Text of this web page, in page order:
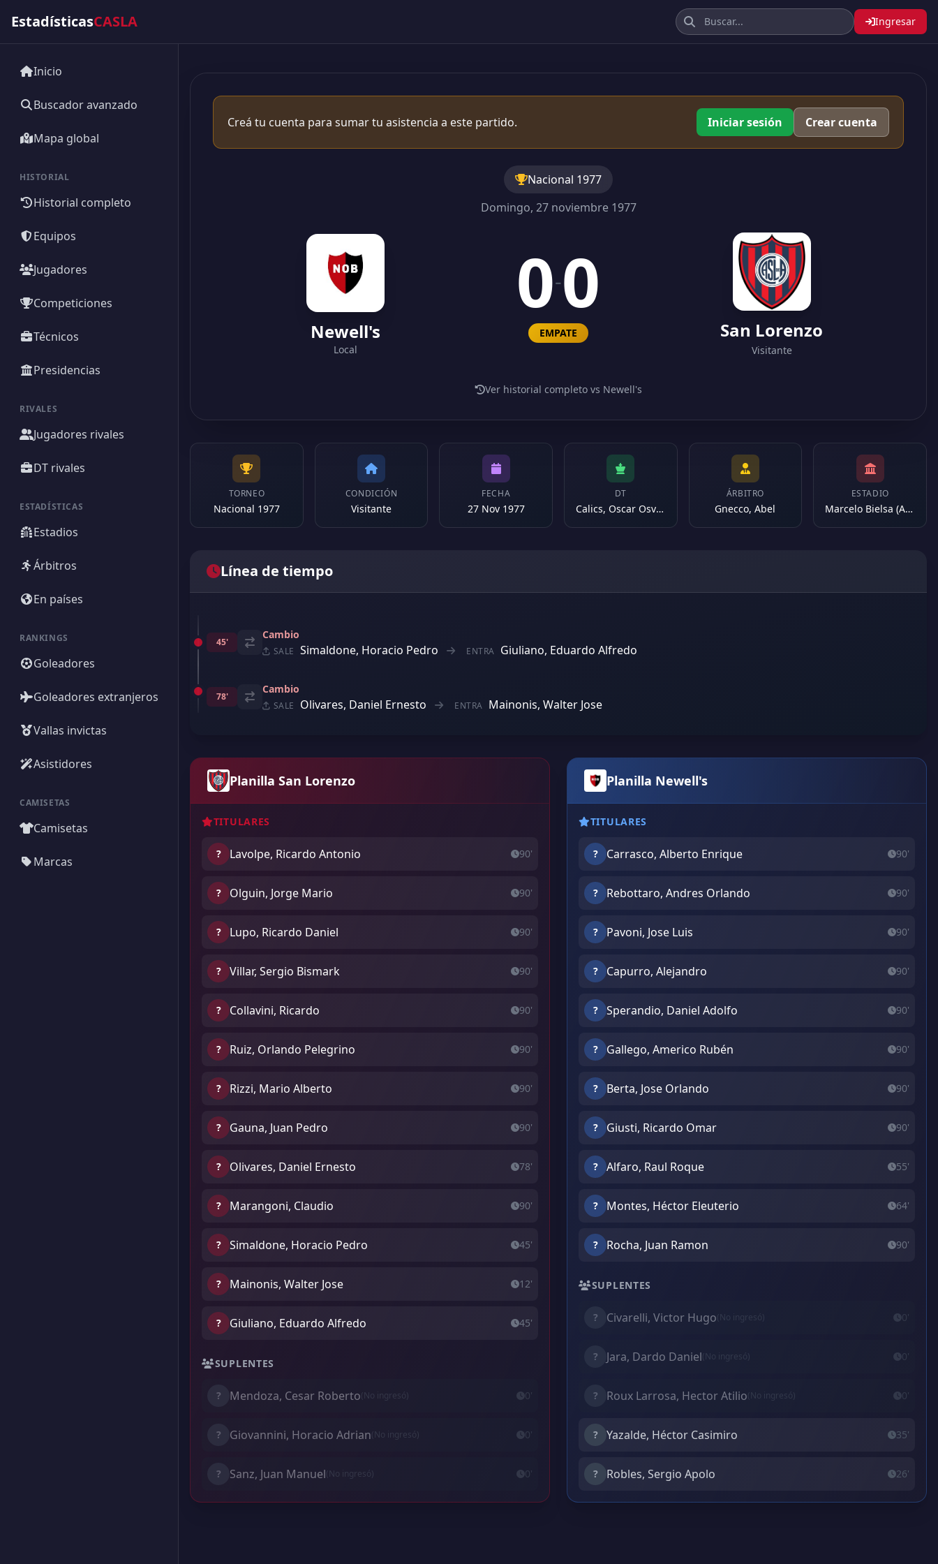
EstadísticasCASLA Ingresar
Inicio
Buscador avanzado
Mapa global
HISTORIAL
Historial completo
Equipos
Jugadores
Competiciones
Técnicos
Presidencias
RIVALES
Jugadores rivales
DT rivales
ESTADÍSTICAS
Estadios
Árbitros
En países
RANKINGS
Goleadores
Goleadores extranjeros
Vallas invictas
Asistidores
CAMISETAS
Camisetas
Marcas
Creá tu cuenta para sumar tu asistencia a este partido. Iniciar sesión Crear cuenta
Nacional 1977
Domingo, 27 noviembre 1977
Newell's
Local
0-0
EMPATE San Lorenzo
Visitante
Ver historial completo vs Newell's
TORNEO
Nacional 1977
CONDICIÓN
Visitante
FECHA
27 Nov 1977
DT
Calics, Oscar Osvaldo
ÁRBITRO
Gnecco, Abel
ESTADIO
Marcelo Bielsa (Argentina)
Línea de tiempo
45'
Cambio
SALE Simaldone, Horacio Pedro ENTRA Giuliano, Eduardo Alfredo
78'
Cambio
SALE Olivares, Daniel Ernesto ENTRA Mainonis, Walter Jose
Planilla San Lorenzo
TITULARES
? Lavolpe, Ricardo Antonio 90'
? Olguin, Jorge Mario 90'
? Lupo, Ricardo Daniel 90'
? Villar, Sergio Bismark 90'
? Collavini, Ricardo 90'
? Ruiz, Orlando Pelegrino 90'
? Rizzi, Mario Alberto 90'
? Gauna, Juan Pedro 90'
? Olivares, Daniel Ernesto 78'
? Marangoni, Claudio 90'
? Simaldone, Horacio Pedro 45'
? Mainonis, Walter Jose 12'
? Giuliano, Eduardo Alfredo 45'
SUPLENTES
? Mendoza, Cesar Roberto(No ingresó) 0'
? Giovannini, Horacio Adrian(No ingresó) 0'
? Sanz, Juan Manuel(No ingresó) 0'
Planilla Newell's
TITULARES
? Carrasco, Alberto Enrique 90'
? Rebottaro, Andres Orlando 90'
? Pavoni, Jose Luis 90'
? Capurro, Alejandro 90'
? Sperandio, Daniel Adolfo 90'
? Gallego, Americo Rubén 90'
? Berta, Jose Orlando 90'
? Giusti, Ricardo Omar 90'
? Alfaro, Raul Roque 55'
? Montes, Héctor Eleuterio 64'
? Rocha, Juan Ramon 90'
SUPLENTES
? Civarelli, Victor Hugo(No ingresó) 0'
? Jara, Dardo Daniel(No ingresó) 0'
? Roux Larrosa, Hector Atilio(No ingresó) 0'
? Yazalde, Héctor Casimiro 35'
? Robles, Sergio Apolo 26'